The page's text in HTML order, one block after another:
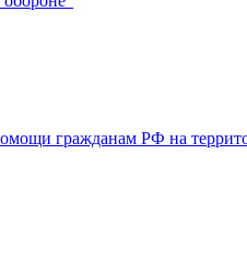
гражданам РФ на